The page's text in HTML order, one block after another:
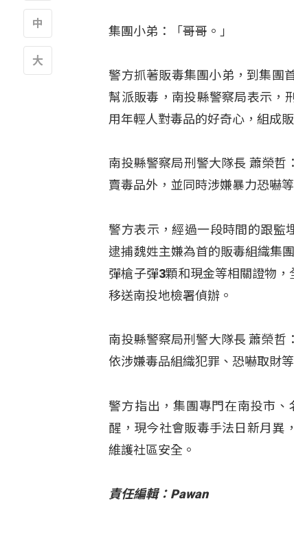
集團小弟：「哥哥。」
警方抓著販毒集團小弟，到集團
幫派販毒，南投縣警察局表示，
用年輕人對毒品的好奇心，組成
南投縣警察局刑警大隊長 蕭榮哲
賣毒品外，並同時涉嫌暴力恐嚇等
警方表示，經過一段時間的跟監
逮捕魏姓主嫌為首的販毒組織集
彈槍子彈3顆和現金等相關證物
移送南投地檢署偵辦。
南投縣警察局刑警大隊長 蕭榮哲
依涉嫌毒品組織犯罪、恐嚇取財
警方指出，集團專門在南投市
醒，現今社會販毒手法日新月異
維護社區安全。
責任編輯：Pawan